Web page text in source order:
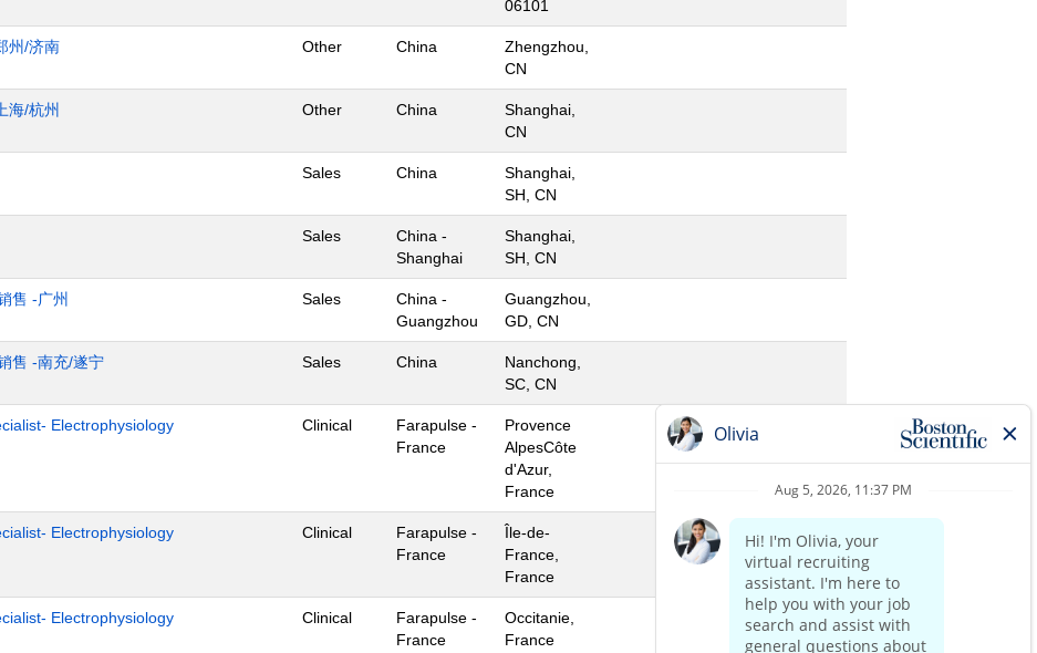
06101
州/济南 Other China
Zhengzhou,
CN
海/杭州 Other China
Shanghai,
CN
Sales China
Shanghai,
SH, CN
Sales
China -
Shanghai
Shanghai,
SH, CN
售 -广州 Sales
China -
Guangzhou
Guangzhou,
GD, CN
售 -南充/遂宁 Sales China
Nanchong,
SC, CN
Electrophysiology Clinical
Farapulse -
France
Provence
AlpesCôte
d'Azur,
France
Electrophysiology Clinical
Farapulse -
France
Île-de-
France,
France
Electrophysiology Clinical
Farapulse -
France
Occitanie,
France